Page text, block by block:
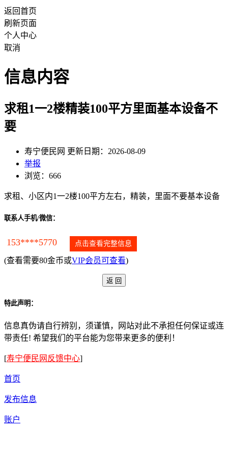
返回首页
刷新页面
个人中心
取消
信息内容
求租1一2楼精装100平方里面基本设备不
要
寿宁便民网 更新日期：2026-08-09
举报
浏览：666
求租、小区内1一2楼100平方左右，精装，里面不要基本设备
联系人手机/微信：
153****5770 点击查看完整信息
(查看需要80金币或VIP会员可查看)
特此声明：
信息真伪请自行辨别，须谨慎，网站对此不承担任何保证或连
带责任! 希望我们的平台能为您带来更多的便利！
[寿宁便民网反馈中心]
首页
发布信息
账户